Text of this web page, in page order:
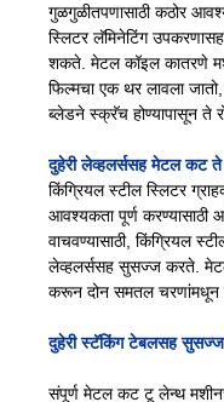
गुळगुळीतपणासाठी कठोर
स्लिटर लॅमिनेटिंग
शकते. मेटल कॉइल कातरणे
फिल्मचा एक थर लावला जातो,
ब्लेडने स्क्रॅच होण्यापासून ते
दुहेरी लेव्हलर्ससह मेटल कट ते
किंग्रियल स्टील स्लिटर
आवश्यकता पूर्ण करण्यासाठी
वाचवण्यासाठी, किंग्रियल
लेव्हलर्ससह सुसज्ज करते.
करून दोन समतल चरणांमधून
दुहेरी स्टॅकिंग टेबलसह सुसज्ज
संपूर्ण मेटल कट टू लेन्थ